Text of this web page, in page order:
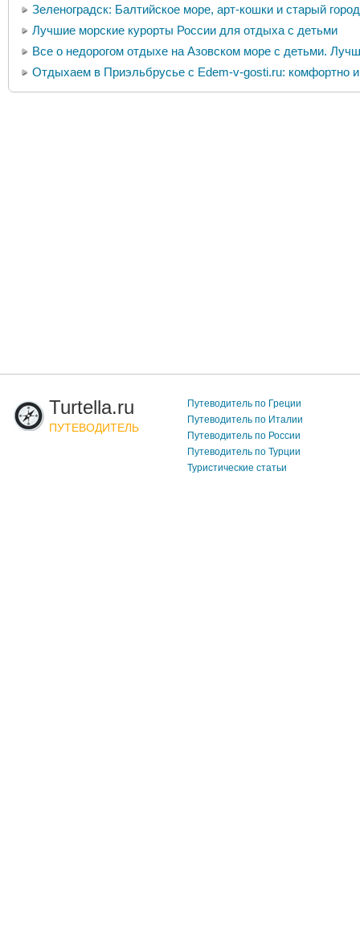
Зеленоградск: Балтийское море, арт-кошки и старый город
Лучшие морские курорты России для отдыха с детьми
Все о недорогом отдыхе на Азовском море с детьми.
Отдыхаем в Приэльбрусье с Edem-v-gosti.ru: комфортно
Turtella.ru
ПУТЕВОДИТЕЛЬ
Путеводитель по Греции
Путеводитель по Италии
Путеводитель по России
Путеводитель по Турции
Туристические статьи